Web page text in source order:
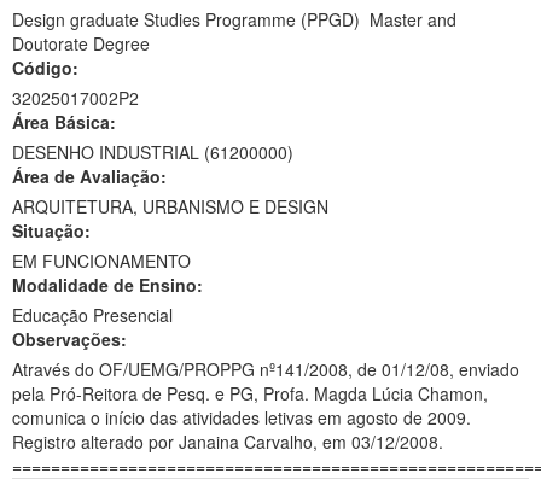
Ministério da Cidadania
Ministério da Saúde
Ministério de Minas e Energia
Ministério da Ciência, Tecnologia, Inovações e Comunicações
Ministério do Meio Ambiente
Ministério do Turismo
Ministério do Desenvolvimento Regional
Ministério da Mulher, da Família e dos Direitos Humanos
Secretaria-Geral
Design graduate Studies Programme (PPGD)  Master and
Doutorate Degree
Código:
32025017002P2
Área Básica:
DESENHO INDUSTRIAL (61200000)
Área de Avaliação:
ARQUITETURA, URBANISMO E DESIGN
Situação:
EM FUNCIONAMENTO
Modalidade de Ensino:
Educação Presencial
Observações:
Através do OF/UEMG/PROPPG nº141/2008, de 01/12/08, enviado
pela Pró-Reitora de Pesq. e PG, Profa. Magda Lúcia Chamon,
comunica o início das atividades letivas em agosto de 2009.
Registro alterado por Janaina Carvalho, em 03/12/2008.